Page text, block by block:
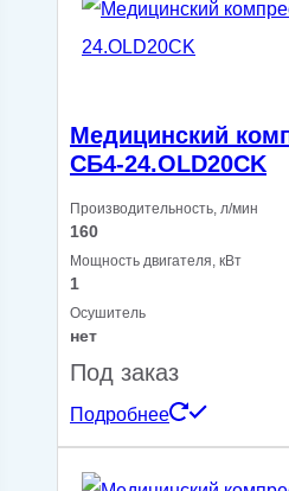
Медицинский
СБ4-24.OLD20СK
Производительность, л/мин
160
Мощность двигателя, кВт
1
Осушитель
нет
Под заказ
Подробнее